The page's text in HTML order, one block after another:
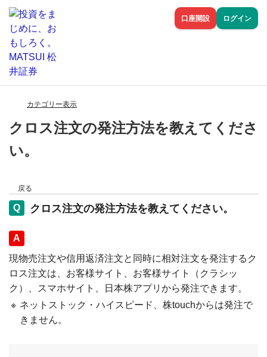
口座開設 ログイン
カテゴリー表示
クロス注文の発注方法を教えてくださ
い。
戻る
クロス注文の発注方法を教えてください。
回答
現物売注文や信用返済注文と同時に相対注文を発注するク
ロス注文は、お客様サイト、お客様サイト（クラシッ
ク）、スマホサイト、日本株アプリから発注できます。
※ ネットストック・ハイスピード、株touchからは発注で
きません。